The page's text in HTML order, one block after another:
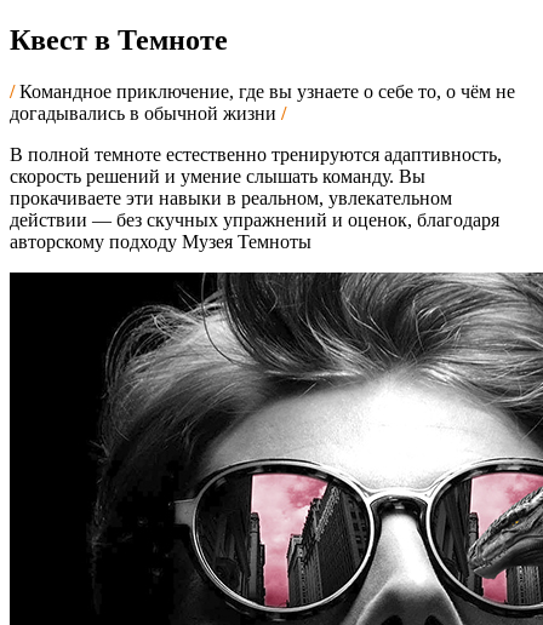
Квест в Темноте
Командное приключение, где вы узнаете о себе то, о чём не
догадывались в обычной жизни
В полной темноте естественно тренируются адаптивность,
скорость решений и умение слышать команду. Вы
прокачиваете эти навыки в реальном, увлекательном
действии — без скучных упражнений и оценок, благодаря
авторскому подходу Музея Темноты